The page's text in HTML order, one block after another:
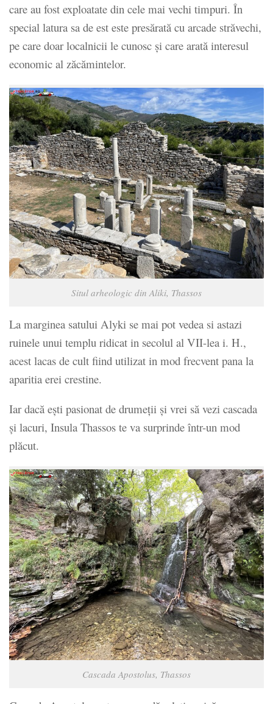
care au fost exploatate din cele mai vechi timpuri. În
special latura sa de est este presărată cu arcade străvechi,
pe care doar localnicii le cunosc și care arată interesul
economic al zăcămintelor.
Situl arheologic din Aliki, Thassos
La marginea satului Alyki se mai pot vedea si astazi
ruinele unui templu ridicat in secolul al VII-lea i. H.,
acest lacas de cult fiind utilizat in mod frecvent pana la
aparitia erei crestine.
Iar dacă ești pasionat de drumeții și vrei să vezi cascada
și lacuri, Insula Thassos te va surprinde într-un mod
plăcut.
Cascada Apostolus, Thassos